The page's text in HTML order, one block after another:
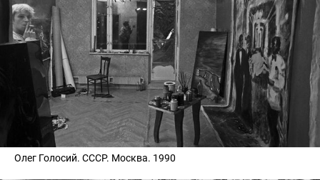
Олег Голосий. СССР. Москва. 1990